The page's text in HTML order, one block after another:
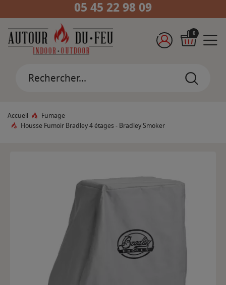
05 45 22 98 09
0
Accueil
Fumage
Housse Fumoir Bradley 4 étages - Bradley Smoker